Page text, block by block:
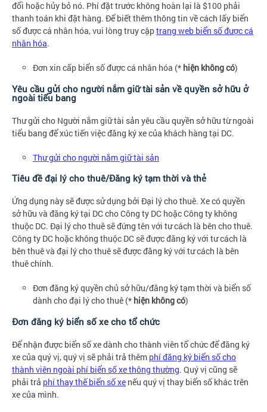
đổi hoặc hủy bỏ nó. Phí đặt trước không hoàn lại là $100 phải
thanh toán khi đặt hàng. Để biết thêm thông tin về cách lấy biển
số được cá nhân hóa, vui lòng truy cậptrang web biển số được cá
nhân hóa.
Đơn xin cấp biển số được cá nhân hóa (* hiện không có)
Yêu cầu gửi cho người nắm giữ tài sản về quyền sở hữu ở
ngoài tiểu bang
Thư gửi cho Người nắm giữ tài sản yêu cầu quyền sở hữu từ ngoài
tiểu bang để xúc tiến việc đăng ký xe của khách hàng tại DC.
Thư gửi cho người nắm giữ tài sản
Tiêu đề đại lý cho thuê/Đăng ký tạm thời và thẻ
Ứng dụng này sẽ được sử dụng bởi Đại lý cho thuê. Xe có quyền
sở hữu và đăng ký tại DC cho Công ty DC hoặc Công ty không
thuộc DC. Đại lý cho thuê sẽ đứng tên với tư cách là bên cho thuê.
Công ty DC hoặc không thuộc DC sẽ được đăng ký với tư cách là
bên thuê và đại lý cho thuê sẽ được đăng ký với tư cách là bên
thuê chính.
Đơn đăng ký quyền chủ sở hữu/đăng ký tạm thời và biển số
dành cho đại lý cho thuê (* hiện không có)
Đơn đăng ký biển số xe cho tổ chức
Để nhận được biển số xe dành cho thành viên tổ chức để đăng ký
xe của quý vị, quý vị sẽ phải trả thêm phí đăng ký biển số cho
thành viên ngoài phí biển số xe thông thường. Quý vị cũng sẽ
phải trả phí thay thế biển số xe nếu quý vị thay biển số khác trên
xe của mình.